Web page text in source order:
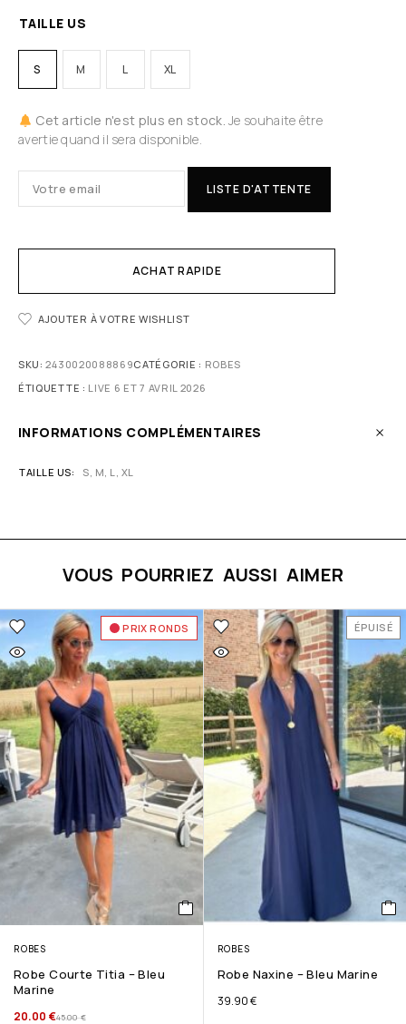
TAILLE US
S M L XL
Cet article n'est plus en stock. Je souhaite être
avertie quand il sera disponible.
LISTE D'ATTENTE
ACHAT RAPIDE
AJOUTER À VOTRE WISHLIST
SKU:2430020088869CATÉGORIE : ROBES
ÉTIQUETTE : LIVE 6 ET 7 AVRIL 2026
INFORMATIONS COMPLÉMENTAIRES
TAILLE US S, M, L, XL
VOUS POURRIEZ AUSSI AIMER
PRIX RONDS
ROBES
Robe Courte Titia – Bleu
Marine
45.00€
20.00 €
ÉPUISÉ
ROBES
Robe Naxine – Bleu Marine
39.90€